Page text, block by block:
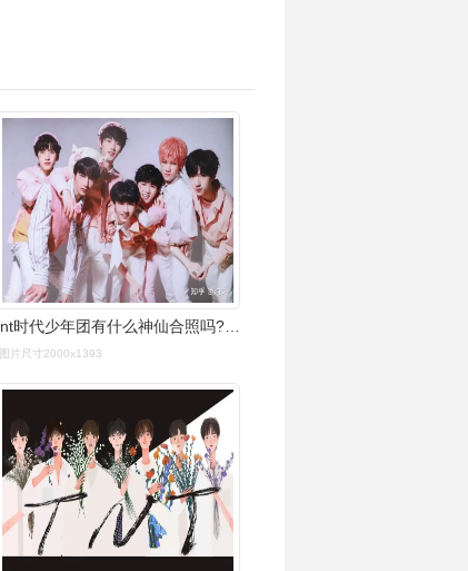
图片尺寸2000x1393